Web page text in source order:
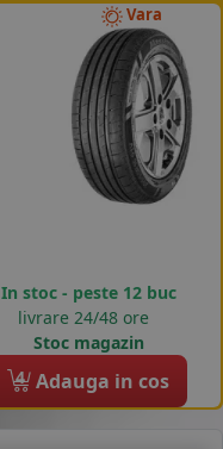
Vara
In stoc - peste 12 buc
livrare 24/48 ore
Stoc magazin
4 Adauga in cos